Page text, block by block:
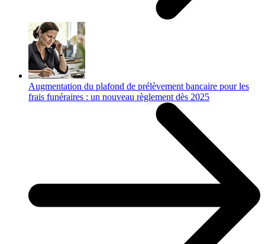
Augmentation du plafond de prélèvement bancaire pour les
frais funéraires : un nouveau règlement dès 2025